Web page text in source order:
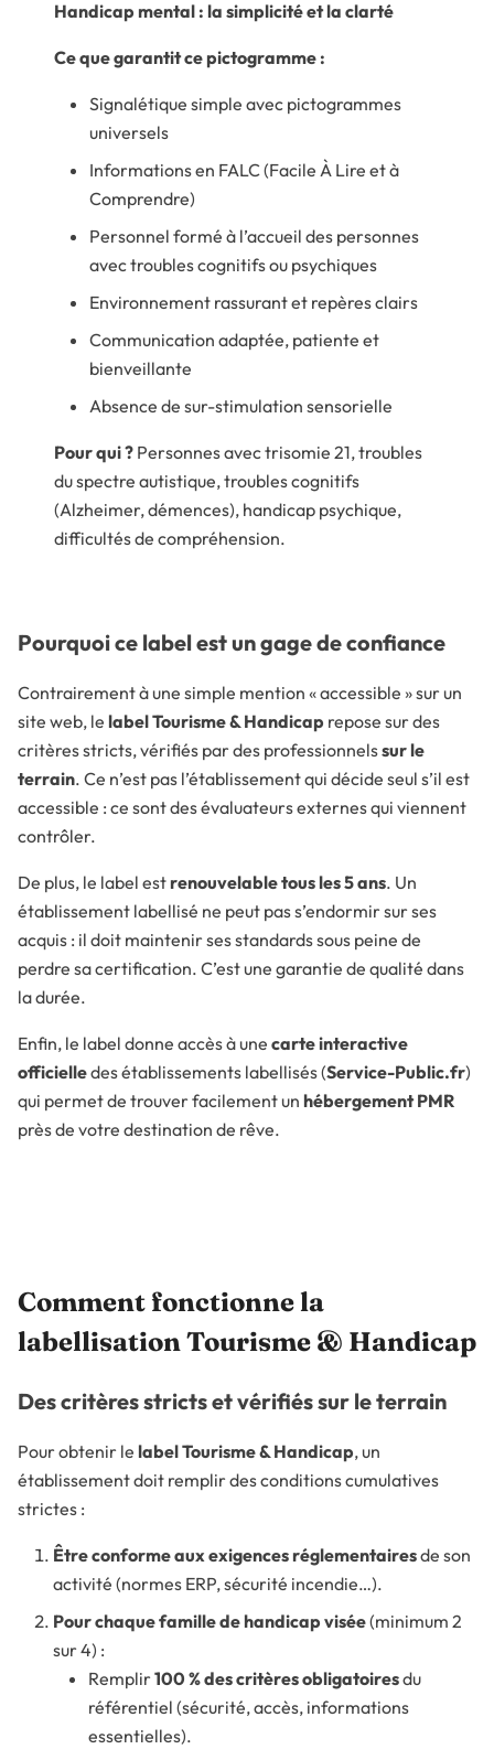
Handicap mental :la simplicité et la clarté
Ce que garantit ce pictogramme :
Signalétique simple avec pictogrammes
universels
Informations en FALC (Facile À Lire et à
Comprendre)
Personnel formé à l’accueil des personnes
avec troubles cognitifs ou psychiques
Environnement rassurant et repères clairs
Communication adaptée, patiente et
bienveillante
Absence de sur-stimulation sensorielle
Pour qui ? Personnes avec trisomie 21, troubles
du spectre autistique, troubles cognitifs
(Alzheimer, démences), handicap psychique,
difficultés de compréhension.
Pourquoi ce label est un gage de confiance
Contrairement à une simple mention « accessible » sur un
site web, le label Tourisme & Handicap repose sur des
critères stricts, vérifiés par des professionnelssur le
terrain. Ce n’est pas l’établissement qui décide seul s’il est
accessible : ce sont des évaluateurs externes qui viennent
contrôler.
De plus, le label estrenouvelable tous les 5 ans. Un
établissement labellisé ne peut pas s’endormir sur ses
acquis : il doit maintenir ses standards sous peine de
perdre sa certification. C’est une garantie de qualité dans
la durée.
Enfin, le label donne accès à une carte interactive
officielledes établissements labellisés (Service-Public.fr)
qui permet de trouver facilement un hébergement PMR
près de votre destination de rêve.
Comment fonctionne la
labellisation Tourisme & Handicap
Des critères stricts et vérifiés sur le terrain
Pour obtenir le label Tourisme & Handicap, un
établissement doit remplir des conditions cumulatives
strictes :
Être conforme aux exigences réglementairesde son
activité (normes ERP, sécurité incendie…).
Pour chaque famille de handicap visée(minimum 2
sur 4) :
Remplir100 % des critères obligatoiresdu
référentiel (sécurité, accès, informations
essentielles).